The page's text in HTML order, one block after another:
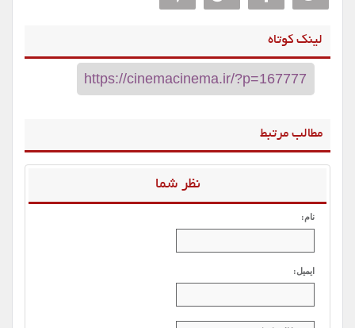
لینک کوتاه
مطالب مرتبط
نظر شما
نام:
ایمیل: